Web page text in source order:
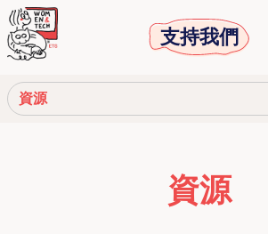
支持我們
資源
新聞稿
資源